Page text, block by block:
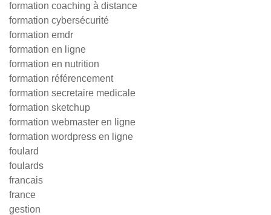
formation coaching à distance
formation cybersécurité
formation emdr
formation en ligne
formation en nutrition
formation référencement
formation secretaire medicale
formation sketchup
formation webmaster en ligne
formation wordpress en ligne
foulard
foulards
francais
france
gestion